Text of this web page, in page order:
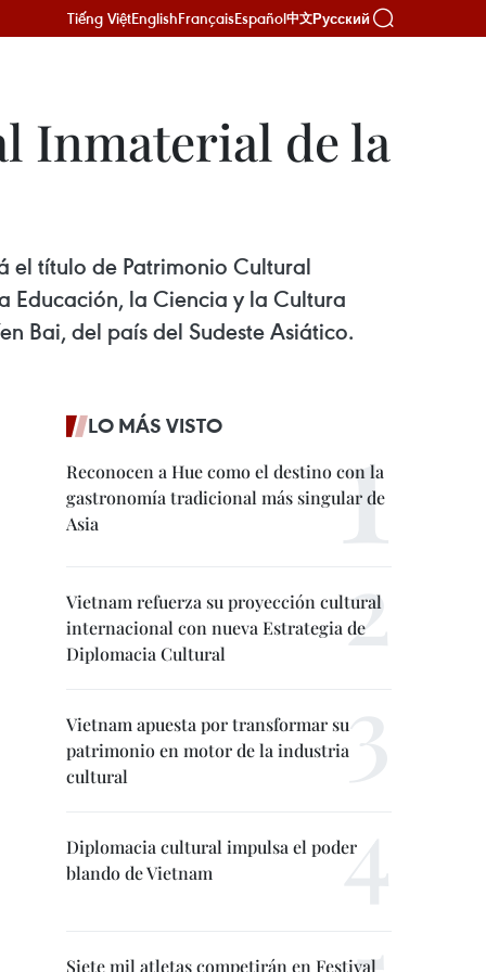
Tiếng ViệtEnglishFrançaisEspañol中文Русский
Inmaterial de la
el título de Patrimonio Cultural
la Ciencia y la Cultura
Bai, del país del Sudeste Asiático.
LO MÁS VISTO
Reconocen a Hue como el destino con la
gastronomía tradicional más singular de
Asia
Vietnam refuerza su proyección cultural
internacional con nueva Estrategia de
Diplomacia Cultural
Vietnam apuesta por transformar su
patrimonio en motor de la industria
cultural
Diplomacia cultural impulsa el poder
blando de Vietnam
Siete mil atletas competirán en Festival